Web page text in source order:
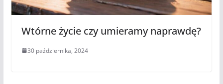
Wtórne życie czy umieramy naprawdę?
30 października, 2024